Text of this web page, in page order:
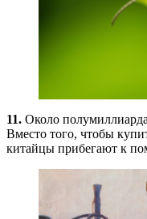
11. Около
Вместо того, чтобы
китайцы прибегают к